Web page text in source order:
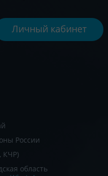
Личный кабинет
России
КЧР)
область